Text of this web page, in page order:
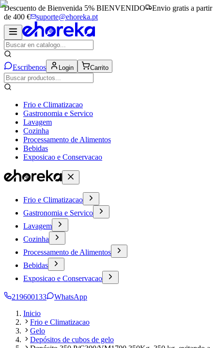
Descuento de Bienvenida 5% BIENVENIDO
Envio gratis a partir
de 400 €
suporte@ehoreka.pt
Escribenos Login Carrito
Frio e Climatizacao
Gastronomia e Servico
Lavagem
Cozinha
Processamento de Alimentos
Bebidas
Exposicao e Conservacao
Frio e Climatizacao
Gastronomia e Servico
Lavagem
Cozinha
Processamento de Alimentos
Bebidas
Exposicao e Conservacao
219600133
WhatsApp
Inicio
Frio e Climatizacao
Gelo
Depósitos de cubos de gelo